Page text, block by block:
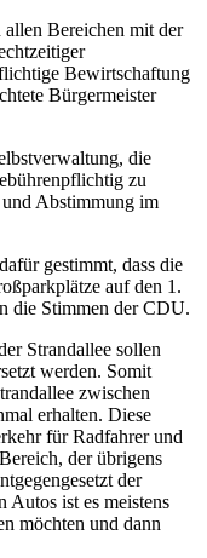
Bereichen mit der
Bewirtschaftung
Bürgermeister
die
zu
Abstimmung im
gestimmt, dass die
auf den 1.
die Stimmen der CDU.
Strandallee sollen
werden. Somit
zwischen
erhalten. Diese
für Radfahrer und
der übrigens
der
Autos ist es meistens
möchten und dann